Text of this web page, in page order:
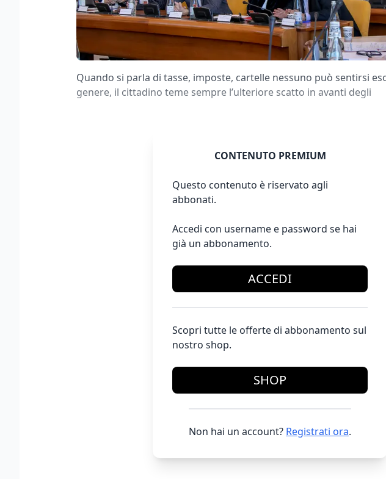
Quando si parla di tasse, imposte, cartelle nessuno può sentirsi
genere, il cittadino teme sempre l’ulteriore scatto in avanti degli
CONTENUTO PREMIUM
Questo contenuto è riservato agli
abbonati.
Accedi con username e password se hai
già un abbonamento.
ACCEDI
Scopri tutte le offerte di abbonamento sul
nostro shop.
SHOP
Non hai un account? Registrati ora.